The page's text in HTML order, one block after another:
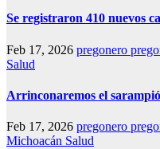
Se registraron 410 nuevos
Feb 17, 2026 pregonero
Salud
Arrinconaremos el
Feb 17, 2026 pregonero
Michoacán Salud